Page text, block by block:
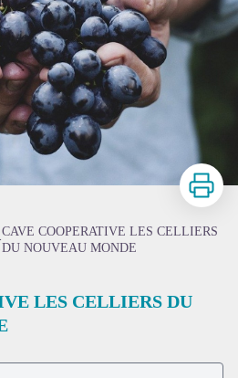
Print
CAVE COOPERATIVE LES CELLIERS
DU NOUVEAU MONDE
LES CELLIERS DU